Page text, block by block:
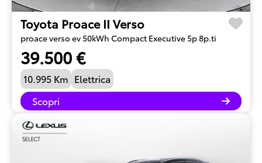
Toyota Proace II Verso
proace verso ev 50kWh Compact Executive 5p 8p.ti
39.500 €
10.995 Km Elettrica
Scopri